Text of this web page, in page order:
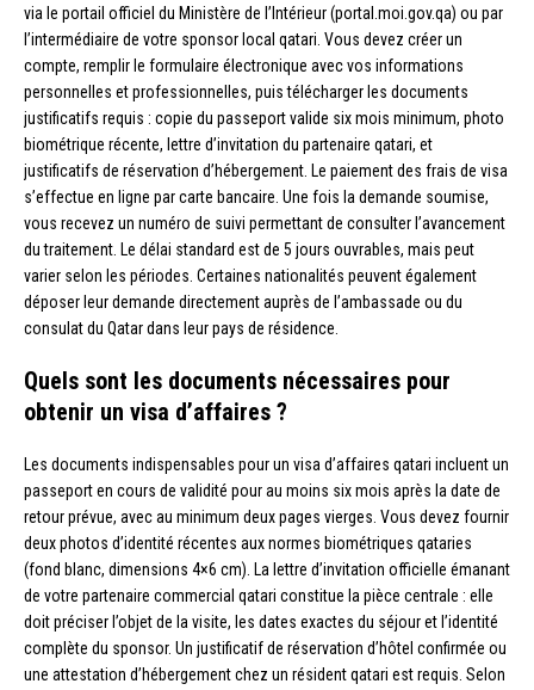
via le portail officiel du Ministère de l’Intérieur (portal.moi.gov.qa) ou par
l’intermédiaire de votre sponsor local qatari. Vous devez créer un
compte, remplir le formulaire électronique avec vos informations
personnelles et professionnelles, puis télécharger les documents
justificatifs requis : copie du passeport valide six mois minimum, photo
biométrique récente, lettre d’invitation du partenaire qatari, et
justificatifs de réservation d’hébergement. Le paiement des frais de visa
s’effectue en ligne par carte bancaire. Une fois la demande soumise,
vous recevez un numéro de suivi permettant de consulter l’avancement
du traitement. Le délai standard est de 5 jours ouvrables, mais peut
varier selon les périodes. Certaines nationalités peuvent également
déposer leur demande directement auprès de l’ambassade ou du
consulat du Qatar dans leur pays de résidence.
Quels sont les documents nécessaires pour
obtenir un visa d’affaires ?
Les documents indispensables pour un visa d’affaires qatari incluent un
passeport en cours de validité pour au moins six mois après la date de
retour prévue, avec au minimum deux pages vierges. Vous devez fournir
deux photos d’identité récentes aux normes biométriques qataries
(fond blanc, dimensions 4×6 cm). La lettre d’invitation officielle émanant
de votre partenaire commercial qatari constitue la pièce centrale : elle
doit préciser l’objet de la visite, les dates exactes du séjour et l’identité
complète du sponsor. Un justificatif de réservation d’hôtel confirmée ou
une attestation d’hébergement chez un résident qatari est requis. Selon